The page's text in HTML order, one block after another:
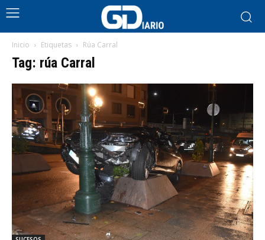
Inicio Etiquetas Rúa Carral
Tag: rúa Carral